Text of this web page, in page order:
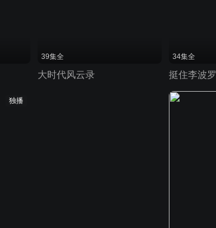
39集全
大时代风云录
34集全
挺住李波罗
独播